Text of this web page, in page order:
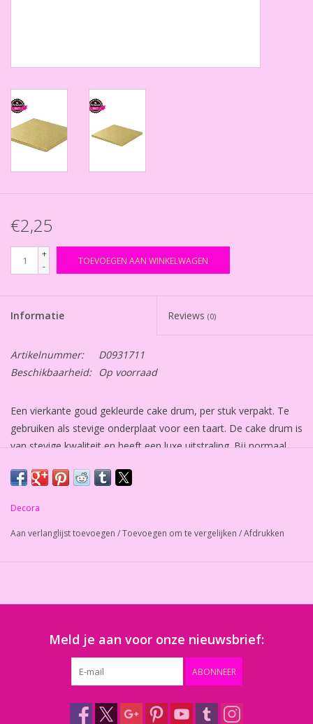
€2,25
+
-
TOEVOEGEN AAN WINKELWAGEN
Informatie Reviews (0)
Artikelnummer:
D0931711
Beschikbaarheid:
Op voorraad
Een vierkante goud gekleurde cake drum, per stuk verpakt. Te
gebruiken als stevige onderplaat voor een taart. De cake drum is
van stevige kwaliteit en heeft een luxe uitstraling. Bij normaal
onderbord voor taarten is 12 mm dik. 1 stuk.
Decora
Aan verlanglijst toevoegen /Toevoegen om te vergelijken /Afdrukken
Meld je aan voor onze nieuwsbrief:
ABONNEER